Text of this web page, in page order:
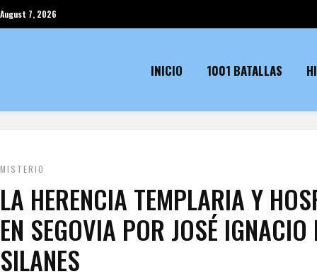
August 7, 2026
INICIO 1001 BATALLAS
MISTERIO
LA HERENCIA TEMPLARIA Y
EN SEGOVIA POR JOSÉ IGNACIO
SILANES